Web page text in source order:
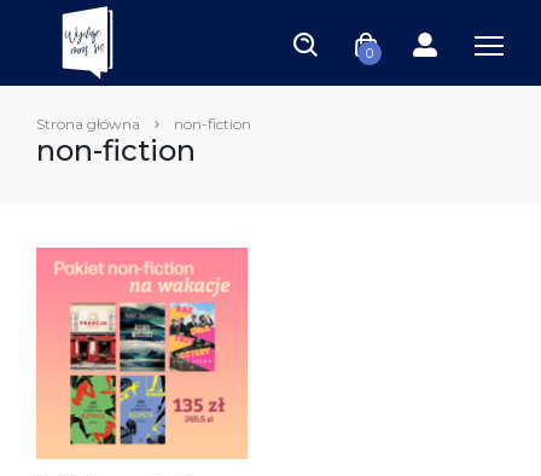
0
Strona główna non-fiction
non-fiction